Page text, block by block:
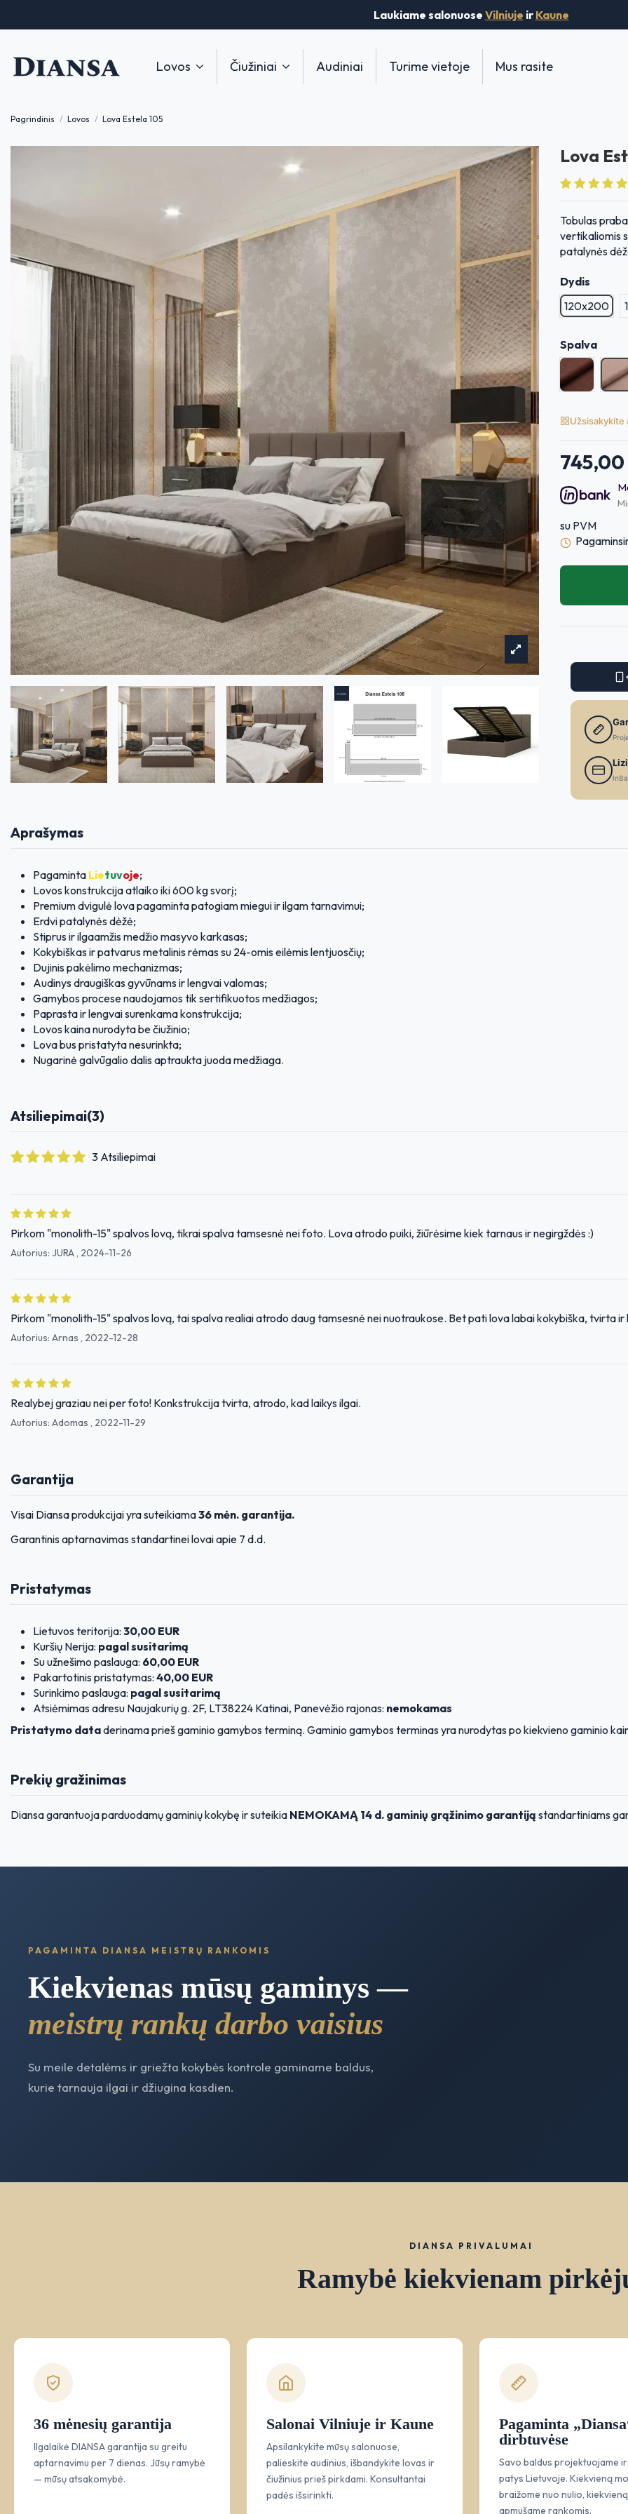
Laukiame salonuose Vilniuje ir Kaune
Lovos Čiužiniai Audiniai Turime vietoje Mus rasite
Pagrindinis Lovos Lova Estela 105
Lova
Tobulas
vertikaliomis
patalynės
Dydis
120x200
Spalva
Levante
Užsisakykite
su PVM
Aprašymas
Pagaminta Lietuvoje;
Lovos konstrukcija atlaiko iki 600 kg svorį;
Premium dvigulė lova pagaminta patogiam miegui ir ilgam tarnavimui;
Erdvi patalynės dėžė;
Stiprus ir ilgaamžis medžio masyvo karkasas;
Kokybiškas ir patvarus metalinis rėmas su 24-omis eilėmis lentjuosčių;
Dujinis pakėlimo mechanizmas;
Audinys draugiškas gyvūnams ir lengvai valomas;
Gamybos procese naudojamos tik sertifikuotos medžiagos;
Paprasta ir lengvai surenkama konstrukcija;
Lovos kaina nurodyta be čiužinio;
Lova bus pristatyta nesurinkta;
Nugarinė galvūgalio dalis aptraukta juoda medžiaga.
Atsiliepimai(3)
3 Atsiliepimai
Pirkom "monolith-15" spalvos lovą, tikrai spalva tamsesnė nei foto. Lova atrodo puiki, žiūrėsime kiek tarnaus ir negirgždės :)
Autorius: JURA , 2024-11-26
Pirkom "monolith-15" spalvos lovą, tai spalva realiai atrodo daug tamsesnė nei nuotraukose. Bet pati lova labai kokybiška, tvirta
Autorius: Arnas , 2022-12-28
Realybej graziau nei per foto! Konkstrukcija tvirta, atrodo, kad laikys ilgai.
Autorius: Adomas , 2022-11-29
Garantija
Visai Diansa produkcijai yra suteikiama36 mėn. garantija.
Garantinis aptarnavimas standartinei lovai apie 7 d.d.
Pristatymas
Lietuvos teritorija: 30,00 EUR
Kuršių Nerija: pagal susitarimą
Su užnešimo paslauga: 60,00 EUR
Pakartotinis pristatymas: 40,00 EUR
Surinkimo paslauga: pagal susitarimą
Atsiėmimas adresu Naujakurių g. 2F, LT38224 Katinai, Panevėžio rajonas: nemokamas
Pristatymo dataderinama prieš gaminio gamybos terminą. Gaminio gamybos terminas yra nurodytas po kiekvieno gaminio
Prekių gražinimas
Diansa garantuoja parduodamų gaminių kokybę ir suteikia NEMOKAMĄ 14 d. gaminių grąžinimo garantiją standartiniams
PAGAMINTA DIANSA MEISTRŲ RANKOMIS
Kiekvienas mūsų gaminys —
meistrų rankų darbo vaisius
Su meile detalėms ir griežta kokybės kontrole gaminame baldus,
kurie tarnauja ilgai ir džiugina kasdien.
DIANSA PRIVALUMAI
Ramybė kiekvienam
36 mėnesių garantija
Ilgalaikė DIANSA garantija su greitu
aptarnavimu per 7 dienas. Jūsų ramybė
— mūsų atsakomybė.
Salonai Vilniuje ir Kaune
Apsilankykite mūsų salonuose,
palieskite audinius, išbandykite lovas ir
čiužinius prieš pirkdami. Konsultantai
padės išsirinkti.
Pagaminta
dirbtuvėse
Savo baldus projektuojame
patys Lietuvoje. Kiekvieną
braižome nuo nulio,
apmušame rankomis.